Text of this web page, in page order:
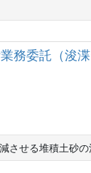
委託（浚渫
させる堆積土砂